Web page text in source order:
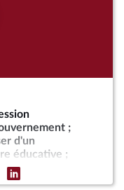
;
d'un
éducative ;
années 2024 à